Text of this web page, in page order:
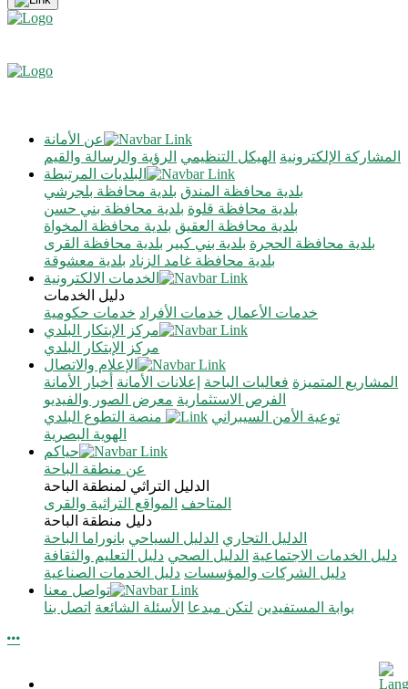
عن الأمانة
الرؤية والرسالة والقيم الهيكل التنظيمي المشاركة الإلكترونية
البلديات المرتبطة
بلدية محافظة بلجرشي بلدية محافظة المندق
بلدية محافظة بني حسن بلدية محافظة قلوة
بلدية محافظة المخواة بلدية محافظة العقيق
بلدية محافظة القرى بلدية بني كبير بلدية محافظة الحجرة
بلدية معشوقة بلدية محافظة غامد الزناد
الخدمات الالكترونية
دليل الخدمات
خدمات حكومية خدمات الأفراد خدمات الأعمال
مركز الإبتكار البلدي
مركز الإبتكار البلدي
الإعلام والاتصال
أخبار الأمانة إعلانات الأمانة فعاليات الباحة المشاريع المتميزة
معرض الصور والفيديو الفرص الاستثمارية
منصة التطوع البلدي
توعية الأمن السيبراني
الهوية البصرية
حياكم
عن منطقة الباحة
الدليل التراثي لمنطقة الباحة
المواقع التراثية والقرى المتاحف
دليل منطقة الباحة
بانوراما الباحة الدليل السياحي الدليل التجاري
دليل التعليم والثقافة الدليل الصحي دليل الخدمات الاجتماعية
دليل الخدمات الصناعية دليل الشركات والمؤسسات
تواصل معنا
اتصل بنا الأسئلة الشائعة لتكن مبدعا بوابة المستفيدين